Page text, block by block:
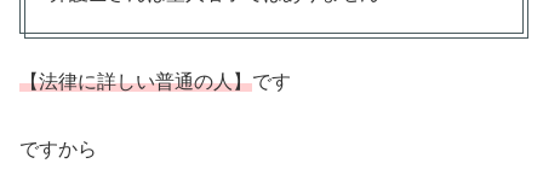
【法律に詳しい普通の人】です
ですから